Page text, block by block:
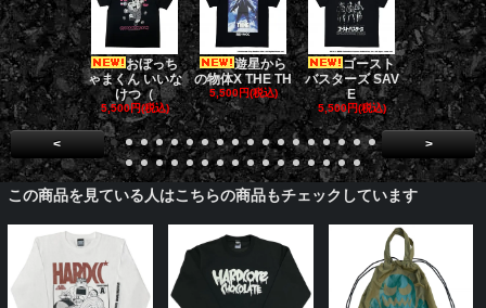
おぼっち
ゃまくん いいな
けつ（
5,500円(税込)
遊星から
の物体X THE TH
5,500円(税込)
ゴースト
バスターズ SAV
E
5,500円(税込)
ゴー
バスターズ
ージャ
5,500円(税
< >
この商品を見ている人はこちらの商品もチェックしています